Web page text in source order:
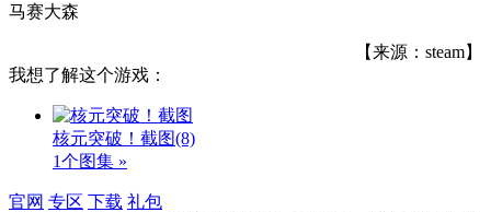
马赛大森
【来源：steam】
我想了解这个游戏：
核元突破！截图(8)
1个图集 »
官网 专区 下载 礼包